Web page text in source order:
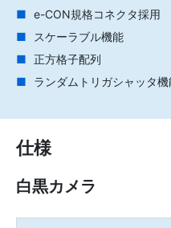
e-CON規格コネクタ採用
スケーラブル機能
正方格子配列
ランダムトリガシャッタ機
仕様
白黒カメラ